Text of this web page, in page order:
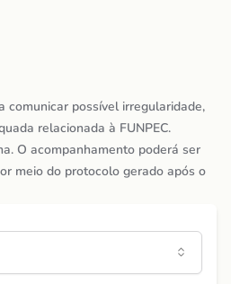
comunicar possível irregularidade,
relacionada à FUNPEC.
O acompanhamento poderá ser
meio do protocolo gerado após o